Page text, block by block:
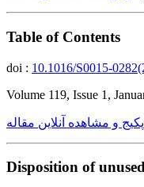
Table of Contents
doi : 10.1016/S0015-
Volume 119, Issue 1,
و مشاهده آنلاین مقاله
Disposition of